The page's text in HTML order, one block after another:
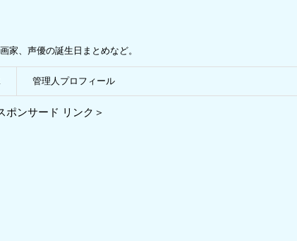
家、声優の誕生日まとめなど。
管理人プロフィール
ポンサード リンク＞